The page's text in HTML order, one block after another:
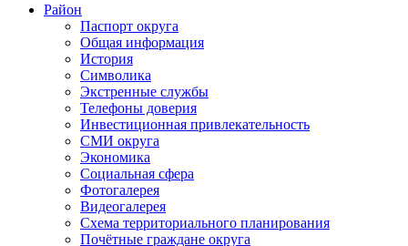
Район
Паспорт округа
Общая информация
История
Символика
Экстренные службы
Телефоны доверия
Инвестиционная привлекательность
СМИ округа
Экономика
Социальная сфера
Фотогалерея
Видеогалерея
Схема территориального планирования
Почётные граждане округа